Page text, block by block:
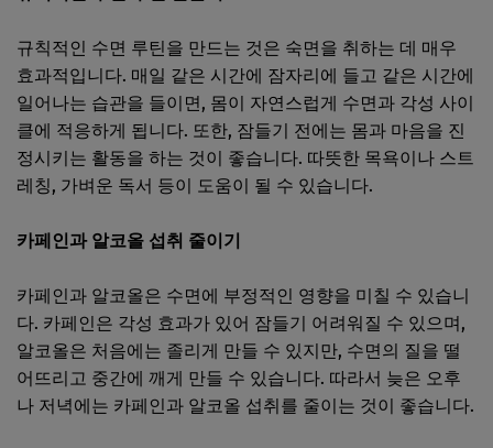
규칙적인 수면 루틴을 만드는 것은 숙면을 취하는 데 매우
효과적입니다. 매일 같은 시간에 잠자리에 들고 같은 시간에
일어나는 습관을 들이면, 몸이 자연스럽게 수면과 각성 사이
클에 적응하게 됩니다. 또한, 잠들기 전에는 몸과 마음을 진
정시키는 활동을 하는 것이 좋습니다. 따뜻한 목욕이나 스트
레칭, 가벼운 독서 등이 도움이 될 수 있습니다.
카페인과 알코올 섭취 줄이기
카페인과 알코올은 수면에 부정적인 영향을 미칠 수 있습니
다. 카페인은 각성 효과가 있어 잠들기 어려워질 수 있으며,
알코올은 처음에는 졸리게 만들 수 있지만, 수면의 질을 떨
어뜨리고 중간에 깨게 만들 수 있습니다. 따라서 늦은 오후
나 저녁에는 카페인과 알코올 섭취를 줄이는 것이 좋습니다.